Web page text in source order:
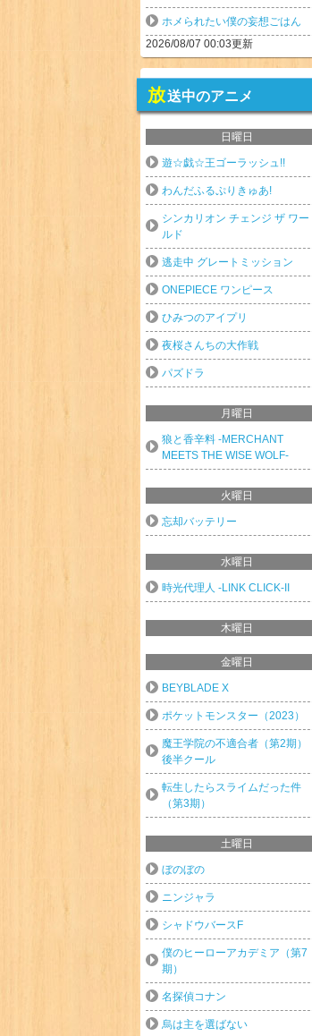
ホメられたい僕の妄想ごはん
2026/08/07 00:03更新
放送中のアニメ
日曜日
遊☆戯☆王ゴーラッシュ!!
わんだふるぷりきゅあ!
シンカリオン チェンジ ザ ワー
ルド
逃走中 グレートミッション
ONEPIECE ワンピース
ひみつのアイプリ
夜桜さんちの大作戦
パズドラ
月曜日
狼と香辛料 -MERCHANT
MEETS THE WISE WOLF-
火曜日
忘却バッテリー
水曜日
時光代理人 -LINK CLICK-II
木曜日
金曜日
BEYBLADE X
ポケットモンスター（2023）
魔王学院の不適合者（第2期）
後半クール
転生したらスライムだった件
（第3期）
土曜日
ぼのぼの
ニンジャラ
シャドウバースF
僕のヒーローアカデミア（第7
期）
名探偵コナン
烏は主を選ばない